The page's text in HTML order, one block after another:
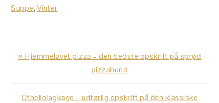
Suppe, Vinter
Previous
« Hjemmelavet pizza – den bedste opskrift på sprød
pizzabund
Next
Othellolagkage – udførlig opskrift på den klassiske